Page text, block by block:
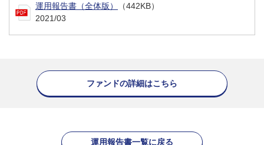
運用報告書（全体版）
（442KB）
2021/03
ファンドの詳細はこちら
運用報告書一覧に戻る